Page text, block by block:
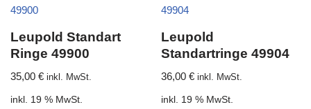
Leupold Standart
Ringe 49900
35,00 € inkl. MwSt.
inkl. 19 % MwSt.
Leupold
Standartringe 49904
36,00€ inkl. MwSt.
inkl. 19 % MwSt.